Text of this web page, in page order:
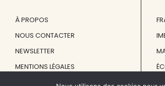
À PROPOS
NOUS CONTACTER
NEWSLETTER
MENTIONS LÉGALES